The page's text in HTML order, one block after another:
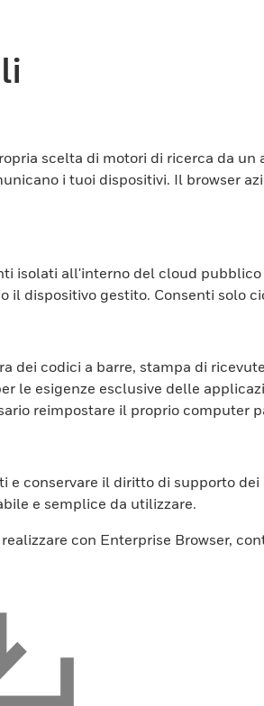
scelta di motori di ricerca da
i tuoi dispositivi. Il browser
isolati all'interno del cloud
dispositivo gestito. Consenti solo
dei codici a barre, stampa di
le esigenze esclusive delle
reimpostare il proprio computer
e conservare il diritto di supporto
e semplice da utilizzare.
con Enterprise Browser,